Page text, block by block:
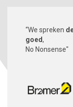
“We spreken
goed,
No Nonsense"